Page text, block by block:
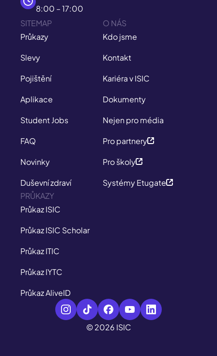
8:00 – 17:00
SITEMAP
Průkazy
Slevy
Pojištění
Aplikace
Student Jobs
FAQ
Novinky
Duševní zdraví
O NÁS
Kdo jsme
Kontakt
Kariéra v ISIC
Dokumenty
Nejen pro média
Pro partnery
Pro školy
Systémy Etugate
PRŮKAZY
Průkaz ISIC
Průkaz ISIC Scholar
Průkaz ITIC
Průkaz IYTC
Průkaz AliveID
© 2026 ISIC